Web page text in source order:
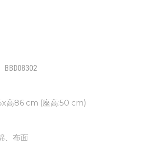
高86 cm (座高:50 cm)
布面